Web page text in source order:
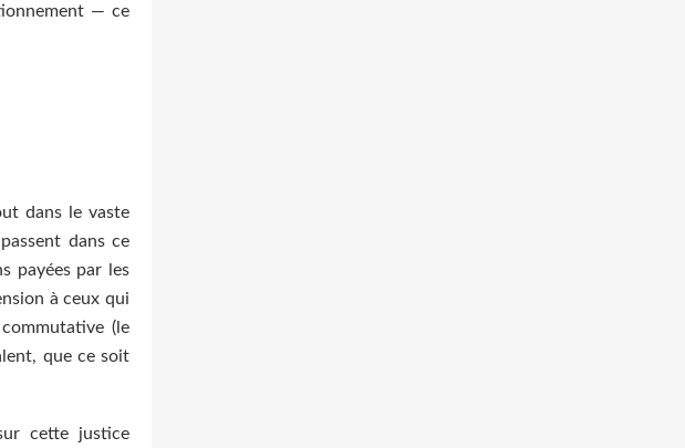
— ce
dans le vaste
dans ce
payées par les
à ceux qui
(le
que ce soit
cette justice